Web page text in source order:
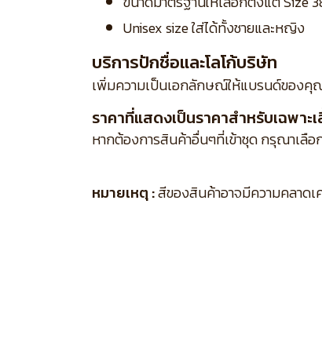
Unisex size ใส่ได้ทั้งชายและหญิง
บริการปักชื่อและโลโก้บริษัท
เพิ่มความเป็นเอกลักษณ์ให้แบรนด์ของ
ราคาที่แสดงเป็นราคาสำหรับเฉพาะ
หากต้องการสินค้าอื่นๆที่เข้าชุด กรุณาเลื
หมายเหตุ :สีของสินค้าอาจมีความคลาด